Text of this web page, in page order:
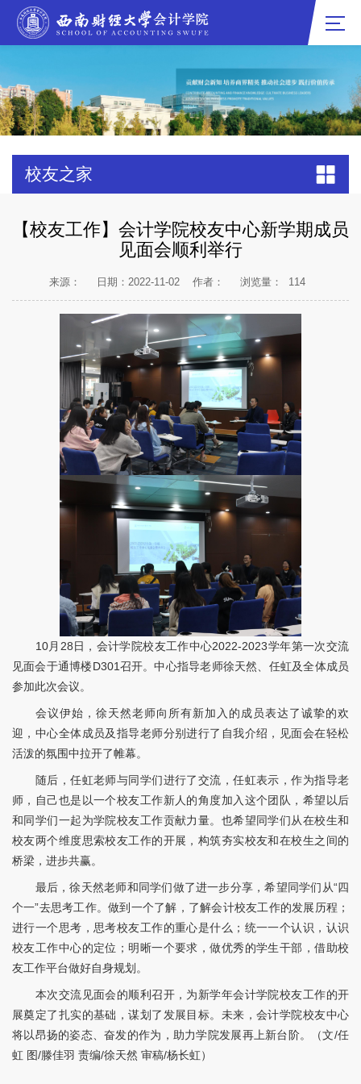
校友之家
【校友工作】会计学院校友中心新学期成员
见面会顺利举行
来源： 日期：2022-11-02 作者： 浏览量： 114
10月28日，会计学院校友工作中心2022-2023学年第一次交流
见面会于通博楼D301召开。中心指导老师徐天然、任虹及全体成员
参加此次会议。
会议伊始，徐天然老师向所有新加入的成员表达了诚挚的欢
迎，中心全体成员及指导老师分别进行了自我介绍，见面会在轻松
活泼的氛围中拉开了帷幕。
随后，任虹老师与同学们进行了交流，任虹表示，作为指导老
师，自己也是以一个校友工作新人的角度加入这个团队，希望以后
和同学们一起为学院校友工作贡献力量。也希望同学们从在校生和
校友两个维度思索校友工作的开展，构筑夯实校友和在校生之间的
桥梁，进步共赢。
最后，徐天然老师和同学们做了进一步分享，希望同学们从“四
个一”去思考工作。做到一个了解，了解会计校友工作的发展历程；
进行一个思考，思考校友工作的重心是什么；统一一个认识，认识
校友工作中心的定位；明晰一个要求，做优秀的学生干部，借助校
友工作平台做好自身规划。
本次交流见面会的顺利召开，为新学年会计学院校友工作的开
展奠定了扎实的基础，谋划了发展目标。未来，会计学院校友中心
将以昂扬的姿态、奋发的作为，助力学院发展再上新台阶。（文/任
虹 图/滕佳羽 责编/徐天然 审稿/杨长虹）